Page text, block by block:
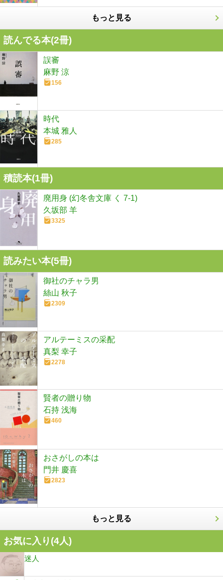
もっと見る
読んでる本(2冊)
誤審
麻野 涼
156
時代
本城 雅人
285
積読本(1冊)
廃用身 (幻冬舎文庫 く 7-1)
久坂部 羊
3325
読みたい本(5冊)
御社のチャラ男
絲山 秋子
2309
アルテーミスの采配
真梨 幸子
2278
賢者の贈り物
石持 浅海
460
おさがしの本は
門井 慶喜
2823
もっと見る
お気に入り(4人)
迷人